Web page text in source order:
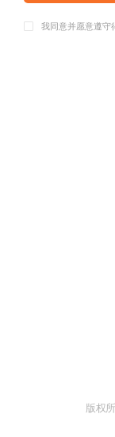
我同意并愿意遵守
版权